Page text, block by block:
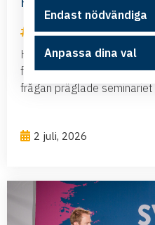
Nyheter
Hur säkerställer vi att
fortsätta växa och
frågan präglade seminariet
2 juli, 2026
Endast nödvändiga
Anpassa dina val